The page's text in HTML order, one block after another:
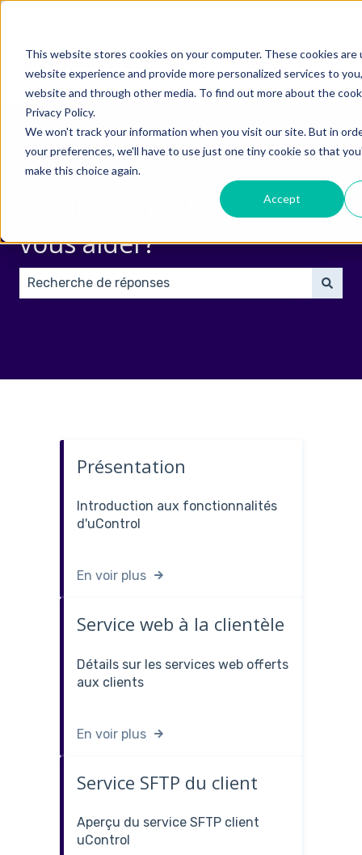
This website stores cookies on your computer. These cookies are
website experience and provide more personalized services to
website and through other media. To find out more about the
Privacy Policy.
We won't track your information when you visit our site. But in
your preferences, we'll have to use just one tiny cookie so that
make this choice again.
Accept
Comment pouvons-nous
vous aider?
Présentation
Introduction aux fonctionnalités
d'uControl
En voir plus
Service web à la clientèle
Détails sur les services web offerts
aux clients
En voir plus
Service SFTP du client
Aperçu du service SFTP client
uControl